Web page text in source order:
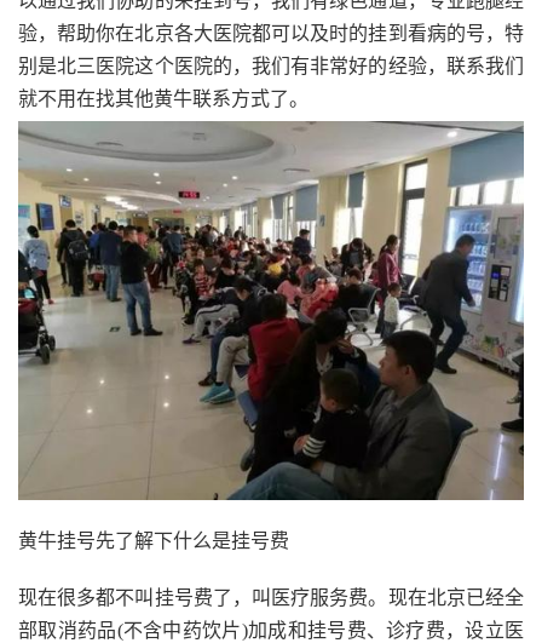
验，帮助你在北京各大医院都可以及时的挂到看病的号，特
别是北三医院这个医院的，我们有非常好的经验，联系我们
就不用在找其他黄牛联系方式了。
黄牛挂号先了解下什么是挂号费
现在很多都不叫挂号费了，叫医疗服务费。现在北京已经全
部取消药品(不含中药饮片)加成和挂号费、诊疗费，设立医